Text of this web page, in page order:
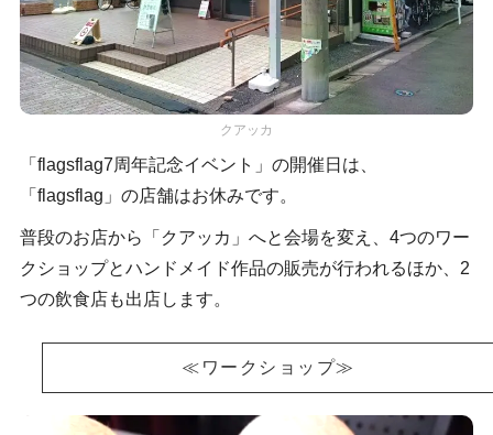
クアッカ
「flagsflag7周年記念イベント」の開催日は、
「flagsflag」の店舗はお休みです。
普段のお店から「クアッカ」へと会場を変え、4つのワー
クショップとハンドメイド作品の販売が行われるほか、2
つの飲食店も出店します。
≪ワークショップ≫